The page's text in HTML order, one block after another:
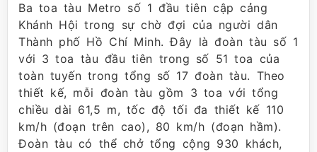
Ba toa tàu Metro số 1 đầu tiên cập cảng
Khánh Hội trong sự chờ đợi của người dân
Thành phố Hồ Chí Minh. Đây là đoàn tàu số 1
với 3 toa tàu đầu tiên trong số 51 toa của
toàn tuyến trong tổng số 17 đoàn tàu. Theo
thiết kế, mỗi đoàn tàu gồm 3 toa với tổng
chiều dài 61,5 m, tốc độ tối đa thiết kế 110
km/h (đoạn trên cao), 80 km/h (đoạn hầm).
Đoàn tàu có thể chở tổng cộng 930 khách,